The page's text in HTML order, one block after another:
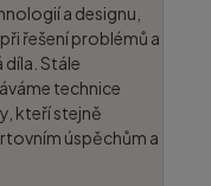
a designu,
řešení problémů a
Stále
technice
kteří stejně
úspěchům a